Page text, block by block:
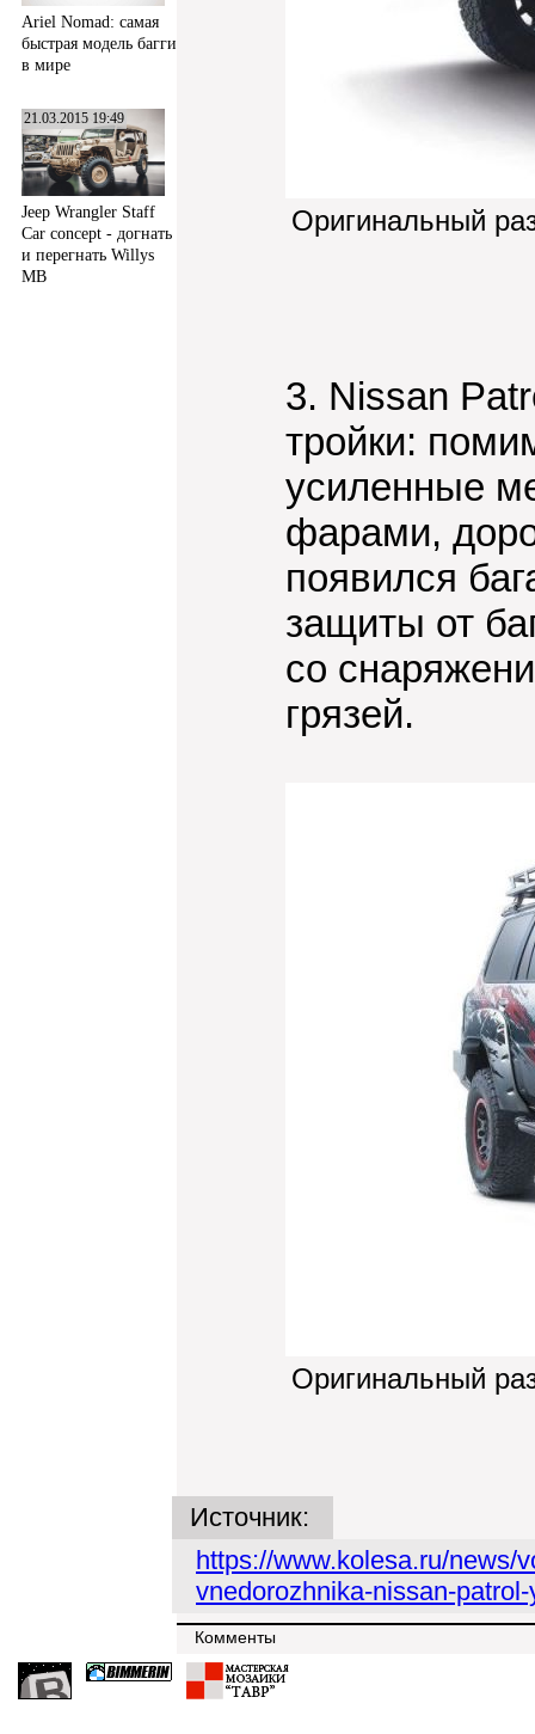
Ariel Nomad: самая
быстрая модель багги
в мире
21.03.2015 19:49
Jeep Wrangler Staff
Car concept - догнать
и перегнать Willys
MB
Оригинальный
3. Nissan
тройки:
усиленные
фарами,
появился
защиты от
со
грязей.
Оригинальный
Источник:
https://www.kolesa.ru/news/
vnedorozhnika-nissan-patrol-
Комменты